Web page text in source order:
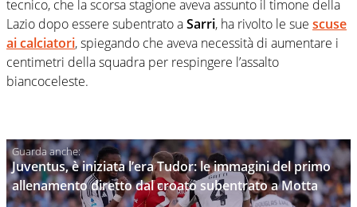
tecnico, che la scorsa stagione aveva assunto il timone della
Lazio dopo essere subentrato aSarri, ha rivolto le sue scuse
ai calciatori, spiegando che aveva necessità di aumentare i
centimetri della squadra per respingere l’assalto
biancoceleste.
Juventus, è iniziata l’era Tudor: le immagini del primo
allenamento diretto dal croato subentrato a Motta